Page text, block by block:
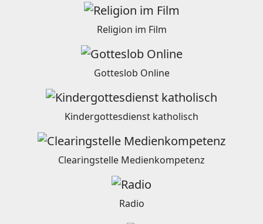
Religion im Film
Gotteslob Online
Kindergottesdienst katholisch
Clearingstelle Medienkompetenz
Radio